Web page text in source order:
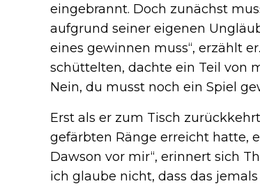
eingebrannt. Doch zunächst
aufgrund seiner eigenen
eines gewinnen muss“, erzählt
schüttelten, dachte ein Teil von
Nein, du musst noch ein Spiel
Erst als er zum Tisch
gefärbten Ränge erreicht hatte,
Dawson vor mir“, erinnert sich
ich glaube nicht, dass das jemals